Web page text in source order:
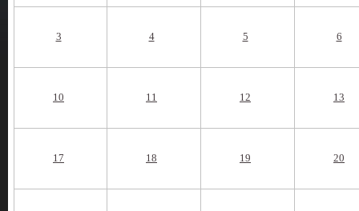
3 4 5 6
10 11 12 13
17 18 19 20